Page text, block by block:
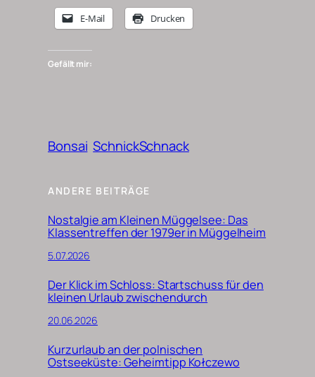
E-Mail Drucken
Gefällt mir:
Bonsai SchnickSchnack
ANDERE BEITRÄGE
Nostalgie am Kleinen Müggelsee: Das
Klassentreffen der 1979er in Müggelheim
5.07.2026
Der Klick im Schloss: Startschuss für den
kleinen Urlaub zwischendurch
20.06.2026
Kurzurlaub an der polnischen
Ostseeküste: Geheimtipp Kołczewo